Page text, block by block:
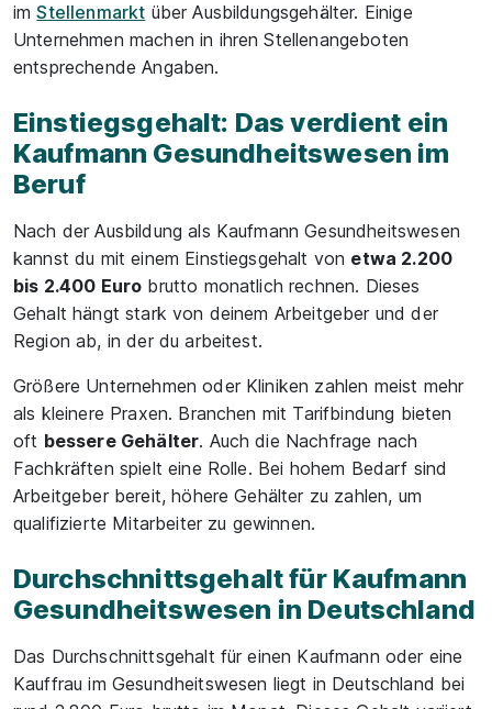
imStellenmarkt über Ausbildungsgehälter. Einige
Unternehmen machen in ihren Stellenangeboten
entsprechende Angaben.
Einstiegsgehalt: Das verdient ein
Kaufmann Gesundheitswesen im
Beruf
Nach der Ausbildung als Kaufmann Gesundheitswesen
kannst du mit einem Einstiegsgehalt von etwa 2.200
bis 2.400 Euro brutto monatlich rechnen. Dieses
Gehalt hängt stark von deinem Arbeitgeber und der
Region ab, in der du arbeitest.
Größere Unternehmen oder Kliniken zahlen meist mehr
als kleinere Praxen. Branchen mit Tarifbindung bieten
oft bessere Gehälter. Auch die Nachfrage nach
Fachkräften spielt eine Rolle. Bei hohem Bedarf sind
Arbeitgeber bereit, höhere Gehälter zu zahlen, um
qualifizierte Mitarbeiter zu gewinnen.
Durchschnittsgehalt für Kaufmann
Gesundheitswesen in Deutschland
Das Durchschnittsgehalt für einen Kaufmann oder eine
Kauffrau im Gesundheitswesen liegt in Deutschland bei